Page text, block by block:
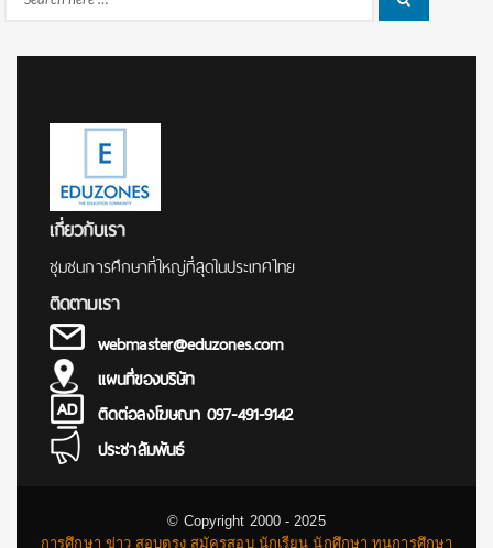
Search
เกี่ยวกับเรา
ชุมชนการศึกษาที่ใหญ่ที่สุดในประเทศไทย
ติดตามเรา
webmaster@eduzones.com
แผนที่ของบริษัท
ติดต่อลงโฆษณา 097-491-9142
ประชาสัมพันธ์
© Copyright 2000 - 2025
การศึกษา ข่าว สอบตรง สมัครสอบ นักเรียน นักศึกษา ทุนการศึกษา